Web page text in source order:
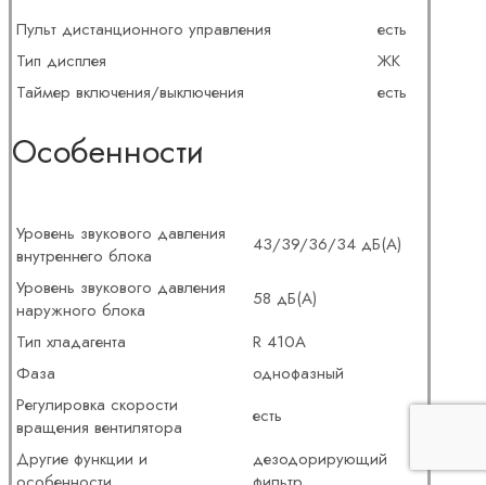
Пульт дистанционного управления
есть
Тип дисплея
ЖК
Таймер включения/выключения
есть
Особенности
Уровень звукового давления
внутреннего блока
43/39/36/34 дБ(А)
Уровень звукового давления
наружного блока
58 дБ(А)
Тип хладагента
R 410A
Фаза
однофазный
Регулировка скорости
вращения вентилятора
есть
Другие функции и
дезодорирующий